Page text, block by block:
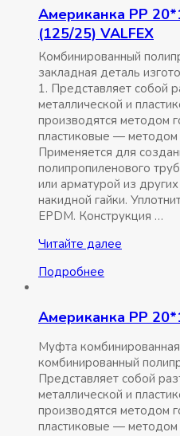
Американка РР
(125/25) VALFEX
Комбинированный
закладная деталь
1. Представляет собой
металлической и
производятся методом
пластиковые — методом
Применяется для
полипропиленового
или арматурой из
накидной гайки.
EPDM. Конструкция …
Американка
20*1/2
(125/25)
VALFEX
Читайте далее
Подробнее
Американка РР
Муфта
комбинированный
Представляет собой
металлической и
производятся методом
пластиковые — методом